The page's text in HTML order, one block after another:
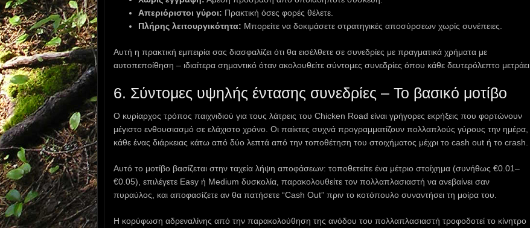
Απεριόριστοι γύροι: Πρακτική όσες φορές θέλετε.
Πλήρης λειτουργικότητα: Μπορείτε να δοκιμάσετε στρατηγικές αποσύρσεων χωρίς συνέπειες.
Αυτή η πρακτική εμπειρία σας διασφαλίζει ότι θα εισέλθετε σε συνεδρίες με πραγματικά χρήματα με
αυτοπεποίθηση – ιδιαίτερα σημαντικό όταν ακολουθείτε σύντομες συνεδρίες όπου κάθε δευτερόλεπτο μετράει.
6. Σύντομες υψηλής έντασης συνεδρίες – Το βασικό μοτίβο
Ο κυρίαρχος τρόπος παιχνιδιού για τους λάτρεις του Chicken Road είναι γρήγορες εκρήξεις που φορτώνουν
μέγιστο ενθουσιασμό σε ελάχιστο χρόνο. Οι παίκτες συχνά προγραμματίζουν πολλαπλούς γύρους την ημέρα,
κάθε ένας διάρκειας κάτω από δύο λεπτά από την τοποθέτηση του στοιχήματος μέχρι το cash out ή το crash.
Αυτό το μοτίβο βασίζεται στην ταχεία λήψη αποφάσεων: τοποθετείτε ένα μέτριο στοίχημα (συνήθως €0.01–
€0.05), επιλέγετε Easy ή Medium δυσκολία, παρακολουθείτε τον πολλαπλασιαστή να ανεβαίνει σαν
πυραύλος, και αποφασίζετε αν θα πατήσετε “Cash Out” πριν το κοτόπουλο συναντήσει τη μοίρα του.
Η κορύφωση αδρεναλίνης από την παρακολούθηση της ανόδου του πολλαπλασιαστή τροφοδοτεί το κίνητρο